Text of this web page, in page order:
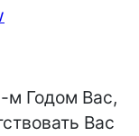
Годом Вас,
Вас